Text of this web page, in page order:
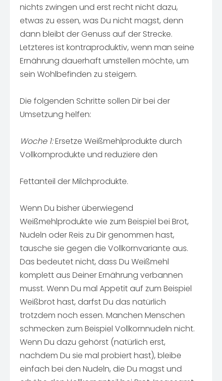
nichts zwingen und erst recht nicht dazu,
etwas zu essen, was Du nicht magst, denn
dann bleibt der Genuss auf der Strecke.
Letzteres ist kontraproduktiv, wenn man seine
Ernährung dauerhaft umstellen möchte, um
sein Wohlbefinden zu steigern.
Die folgenden Schritte sollen Dir bei der
Umsetzung helfen:
Woche 1:Ersetze Weißmehlprodukte durch
Vollkornprodukte und reduziere den
Fettanteil der Milchprodukte.
Wenn Du bisher überwiegend
Weißmehlprodukte wie zum Beispiel bei Brot,
Nudeln oder Reis zu Dir genommen hast,
tausche sie gegen die Vollkornvariante aus.
Das bedeutet nicht, dass Du Weißmehl
komplett aus Deiner Ernährung verbannen
musst. Wenn Du mal Appetit auf zum Beispiel
Weißbrot hast, darfst Du das natürlich
trotzdem noch essen. Manchen Menschen
schmecken zum Beispiel Vollkornnudeln nicht.
Wenn Du dazu gehörst (natürlich erst,
nachdem Du sie mal probiert hast), bleibe
einfach bei den Nudeln, die Du magst und